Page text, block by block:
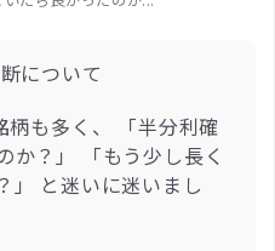
について
柄も多く、 「半分利確
か？」 「もう少し長く
」 と迷いに迷いまし